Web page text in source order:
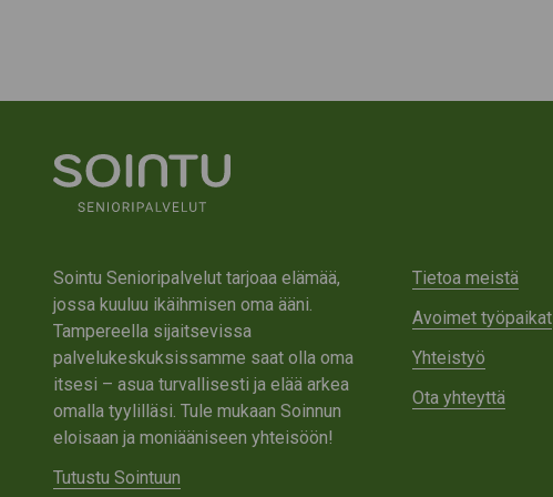
Sointu Senioripalvelut tarjoaa elämää,
jossa kuuluu ikäihmisen oma ääni.
Tampereella sijaitsevissa
palvelukeskuksissamme saat olla oma
itsesi – asua turvallisesti ja elää arkea
omalla tyylilläsi. Tule mukaan Soinnun
eloisaan ja moniääniseen yhteisöön!
Tutustu Sointuun
Tietoa meistä
Avoimet työpaikat
Yhteistyö
Ota yhteyttä